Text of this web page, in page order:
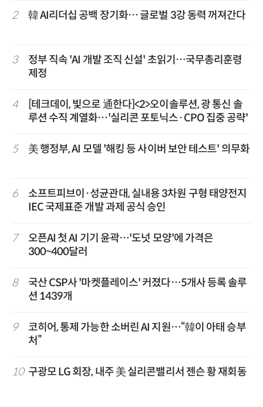
2 韓 AI리더십 공백 장기화… 글로벌 3강 동력 꺼져간다
3
정부 직속 'AI 개발 조직 신설' 초읽기…국무총리훈령
제정
4
[테크데이, 빛으로 通한다]<2>오이솔루션, 광 통신 솔
루션 수직 계열화…'실리콘 포토닉스·CPO 집중 공략'
5 美 행정부, AI 모델 '해킹 등 사이버 보안 테스트' 의무화
6
소프트피브이·성균관대, 실내용 3차원 구형 태양전지
IEC 국제표준 개발 과제 공식 승인
7
오픈AI 첫 AI 기기 윤곽…'도넛 모양'에 가격은
300~400달러
8
국산 CSP사 '마켓플레이스' 커졌다…5개사 등록 솔루
션 1439개
9
코히어, 통제 가능한 소버린 AI 지원…“韓이 아태 승부
처”
10 구광모 LG 회장, 내주 美 실리콘밸리서 젠슨 황 재회동